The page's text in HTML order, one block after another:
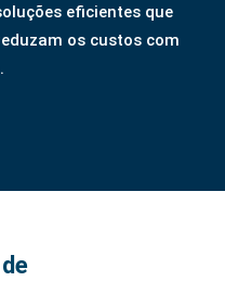
eficientes que
os custos com